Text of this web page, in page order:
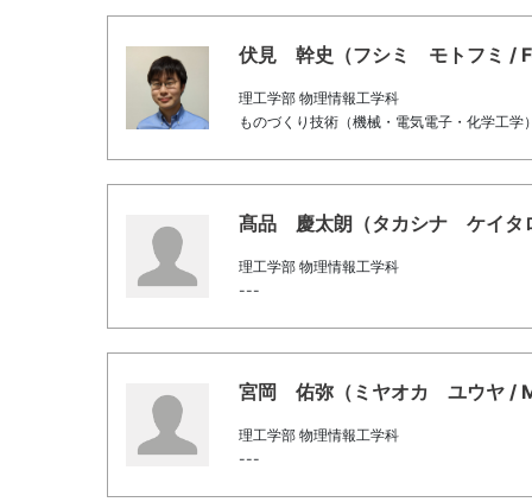
伏見 幹史（フシミ モトフミ /
理工学部 物理情報工学科
ものづくり技術（機械・電気電子・化学工
髙品 慶太朗（タカシナ ケイタ
理工学部 物理情報工学科
---
宮岡 佑弥（ミヤオカ ユウヤ /
理工学部 物理情報工学科
---